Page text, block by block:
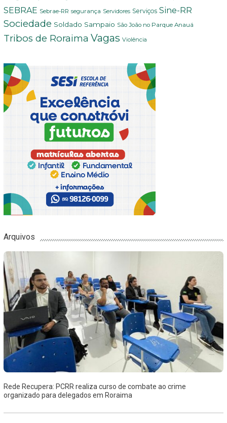
SEBRAE Sebrae-RR segurança Servidores Serviços Sine-RR
Sociedade Soldado Sampaio São João no Parque Anauá
Tribos de Roraima Vagas Violência
Arquivos
Rede Recupera: PCRR realiza curso de combate ao crime
organizado para delegados em Roraima